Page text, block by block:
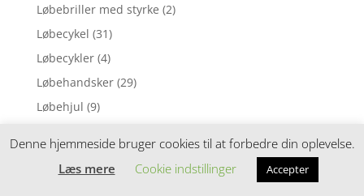
Løbebriller med styrke (2)
Løbecykel (31)
Løbecykler (4)
Løbehandsker (29)
Løbehjul (9)
Løbehjul til junior/voksen
Løbehjul til voksne
Denne hjemmeside bruger cookies til at forbedre din oplevelse.
Læs mere
Cookie indstillinger Accepter